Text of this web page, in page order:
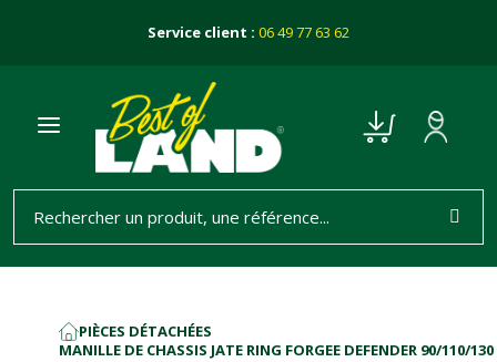
Service client : 06 49 77 63 62
ACCUEIL
PIÈCES DÉTACHÉES
MANILLE DE CHASSIS JATE RING FORGEE DEFENDER 90/110/130